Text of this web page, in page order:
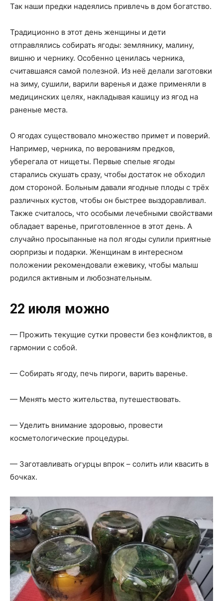
Так наши предки надеялись привлечь в дом богатство.
Традиционно в этот день женщины и дети
отправлялись собирать ягоды: землянику, малину,
вишню и чернику. Особенно ценилась черника,
считавшаяся самой полезной. Из неё делали заготовки
на зиму, сушили, варили варенья и даже применяли в
медицинских целях, накладывая кашицу из ягод на
раненые места.
О ягодах существовало множество примет и поверий.
Например, черника, по верованиям предков,
уберегала от нищеты. Первые спелые ягоды
старались скушать сразу, чтобы достаток не обходил
дом стороной. Больным давали ягодные плоды с трёх
различных кустов, чтобы он быстрее выздоравливал.
Также считалось, что особыми лечебными свойствами
обладает варенье, приготовленное в этот день. А
случайно просыпанные на пол ягоды сулили приятные
сюрпризы и подарки. Женщинам в интересном
положении рекомендовали ежевику, чтобы малыш
родился активным и любознательным.
22 июля можно
— Прожить текущие сутки провести без конфликтов, в
гармонии с собой.
— Собирать ягоду, печь пироги, варить варенье.
— Менять место жительства, путешествовать.
— Уделить внимание здоровью, провести
косметологические процедуры.
— Заготавливать огурцы впрок – солить или квасить в
бочках.